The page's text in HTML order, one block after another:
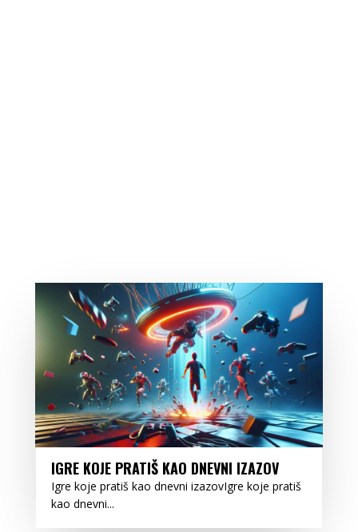
IGRE KOJE PRATIŠ KAO DNEVNI IZAZOV
Igre koje pratiš kao dnevni izazovIgre koje pratiš
kao dnevni...